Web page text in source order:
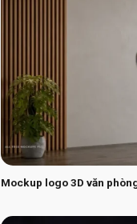
Mockup logo 3D văn